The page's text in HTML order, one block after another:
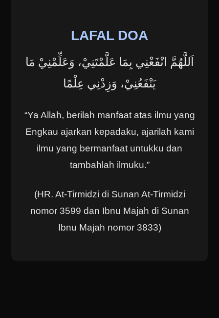
LAFAL DOA
اَللَّهُمَّ ‌انْفَعْنِي ‌بِمَا ‌عَلَّمْتَنِيْ، وَعَلِّمْنِيْ مَا
يَنْفَعُنِيْ، وَزِدْنِي عِلْمًا
“Ya Allah, berilah manfaat atas ilmu yang
Engkau ajarkan kepadaku, ajarilah kami
ilmu yang bermanfaat untukku dan
tambahlah ilmuku.”
(HR. At-Tirmidzi di Sunan At-Tirmidzi
nomor 3599 dan Ibnu Majah di Sunan
Ibnu Majah nomor 3833)